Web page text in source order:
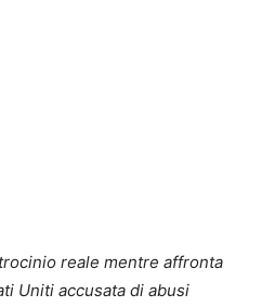
reale mentre affronta
Uniti accusata di abusi